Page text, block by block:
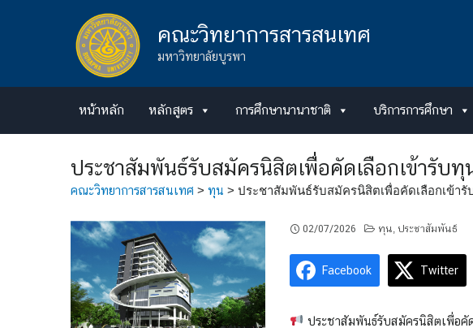
คณะวิทยาการสารสนเทศ
มหาวิทยาลัยบูรพา
หน้าหลัก หลักสูตร การศึกษานานาชาติ บริการการศึกษา
ประชาสัมพันธ์รับสมัครนิสิตเพื่อคัดเลือกเข้ารับ
คณะวิทยาการสารสนเทศ > ทุน > ประชาสัมพันธ์รับสมัครนิสิตเพื่อคัดเลือกเข้า
02/07/2026 ทุน ประชาสัมพันธ์
Facebook Twitter
ประชาสัมพันธ์รับสมัครนิสิตเพื่อคั